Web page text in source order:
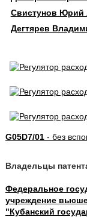
Свистунов Юрий
Дегтярев
G05D7/01- без
Владельцы
Федеральное
учреждение
"Кубанский